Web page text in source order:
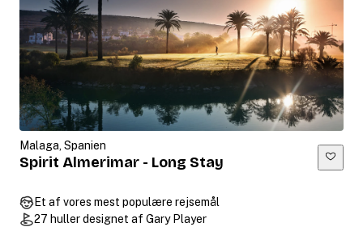
Malaga, Spanien
Spirit Almerimar - Long Stay
Et af vores mest populære rejsemål
27 huller designet af Gary Player